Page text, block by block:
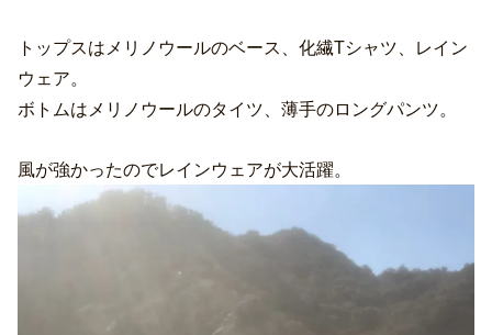
トップスはメリノウールのベース、化繊Tシャツ、レイン
ウェア。
ボトムはメリノウールのタイツ、薄手のロングパンツ。
風が強かったのでレインウェアが大活躍。